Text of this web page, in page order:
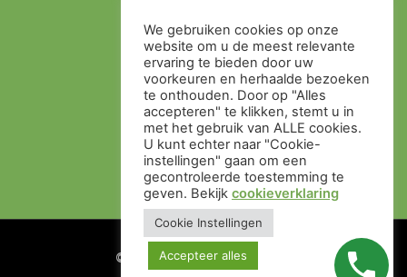
© Alle rechten voorbehouden
We gebruiken cookies op onze
website om u de meest relevante
ervaring te bieden door uw
voorkeuren en herhaalde bezoeken
te onthouden. Door op "Alles
accepteren" te klikken, stemt u in
met het gebruik van ALLE cookies.
U kunt echter naar "Cookie-
instellingen" gaan om een ​​
gecontroleerde toestemming te
geven. Bekijk cookieverklaring
Cookie Instellingen
Accepteer alles